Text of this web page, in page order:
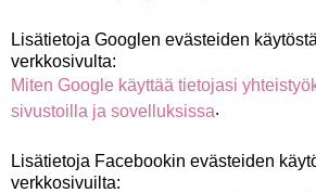
Lisätietoja Googlen evästeiden
verkkosivulta:
Miten Google käyttää tietojasi
sivustoilla ja sovelluksissa.
Lisätietoja Facebookin evästeiden
verkkosivuilta: